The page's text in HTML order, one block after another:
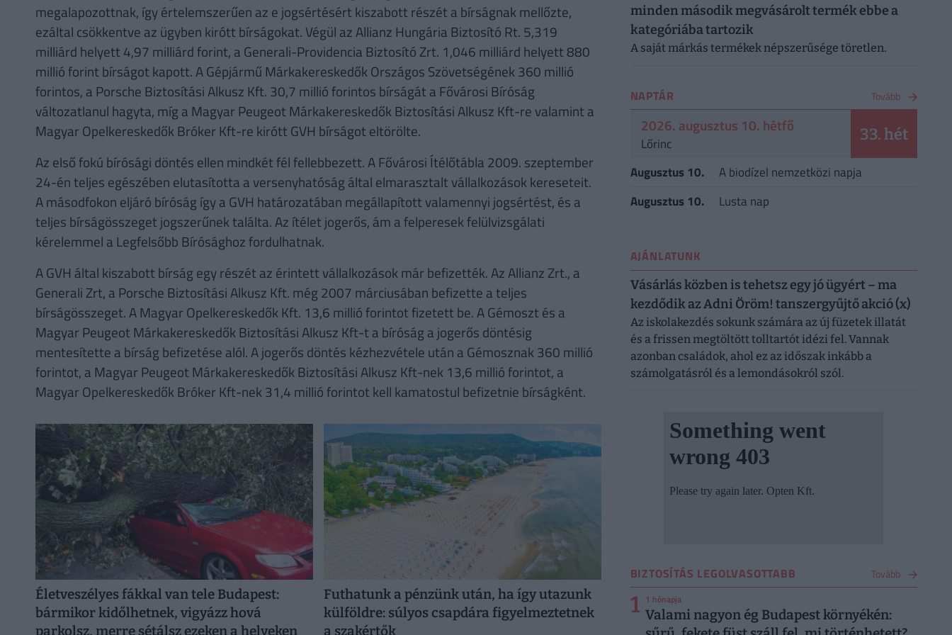
megalapozottnak, így értelemszerűen az e jogsértésért kiszabott részét a bírságnak mellőzte,
ezáltal csökkentve az ügyben kirótt bírságokat. Végül az Allianz Hungária Biztosító Rt. 5,319
milliárd helyett 4,97 milliárd forint, a Generali-Providencia Biztosító Zrt. 1,046 milliárd helyett 880
millió forint bírságot kapott. A Gépjármű Márkakereskedők Országos Szövetségének 360 millió
forintos, a Porsche Biztosítási Alkusz Kft. 30,7 millió forintos bírságát a Fővárosi Bíróság
változatlanul hagyta, míg a Magyar Peugeot Márkakereskedők Biztosítási Alkusz Kft-re valamint a
Magyar Opelkereskedők Bróker Kft-re kirótt GVH bírságot eltörölte.
Az első fokú bírósági döntés ellen mindkét fél fellebbezett. A Fővárosi Ítélőtábla 2009. szeptember
24-én teljes egészében elutasította a versenyhatóság által elmarasztalt vállalkozások kereseteit.
A másodfokon eljáró bíróság így a GVH határozatában megállapított valamennyi jogsértést, és a
teljes bírságösszeget jogszerűnek találta. Az ítélet jogerős, ám a felperesek felülvizsgálati
kérelemmel a Legfelsőbb Bírósághoz fordulhatnak.
A GVH által kiszabott bírság egy részét az érintett vállalkozások már befizették. Az Allianz Zrt., a
Generali Zrt, a Porsche Biztosítási Alkusz Kft. még 2007 márciusában befizette a teljes
bírságösszeget. A Magyar Opelkereskedők Kft. 13,6 millió forintot fizetett be. A Gémoszt és a
Magyar Peugeot Márkakereskedők Biztosítási Alkusz Kft-t a bíróság a jogerős döntésig
mentesítette a bírság befizetése alól. A jogerős döntés kézhezvétele után a Gémosznak 360 millió
forintot, a Magyar Peugeot Márkakereskedők Biztosítási Alkusz Kft-nek 13,6 millió forintot, a
Magyar Opelkereskedők Bróker Kft-nek 31,4 millió forintot kell kamatostul befizetnie bírságként.
Életveszélyes fákkal van tele Budapest:
bármikor kidőlhetnek, vigyázz hová
parkolsz, merre sétálsz ezeken a helyeken
Futhatunk a pénzünk után, ha így utazunk
külföldre: súlyos csapdára figyelmeztetnek
a szakértők
minden második megvásárolt termék ebbe a
kategóriába tartozik
A saját márkás termékek népszerűsége töretlen.
NAPTÁR Tovább
2026. augusztus 10. hétfő
Lőrinc 33. hét
Augusztus 10.
A biodízel nemzetközi napja
Augusztus 10.
Lusta nap
AJÁNLATUNK
Vásárlás közben is tehetsz egy jó ügyért – ma
kezdődik az Adni Öröm! tanszergyűjtő akció (x)
Az iskolakezdés sokunk számára az új füzetek illatát
és a frissen megtöltött tolltartót idézi fel. Vannak
azonban családok, ahol ez az időszak inkább a
számolgatásról és a lemondásokról szól.
BIZTOSÍTÁS LEGOLVASOTTABB Tovább
1 1 hónapja
Valami nagyon ég Budapest környékén: